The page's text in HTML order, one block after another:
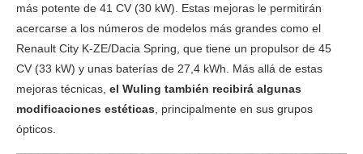
más potente de 41 CV (30 kW). Estas mejoras le permitirán
acercarse a los números de modelos más grandes como el
Renault City K-ZE/Dacia Spring, que tiene un propulsor de 45
CV (33 kW) y unas baterías de 27,4 kWh. Más allá de estas
mejoras técnicas, el Wuling también recibirá algunas
modificaciones estéticas , principalmente en sus grupos
ópticos.